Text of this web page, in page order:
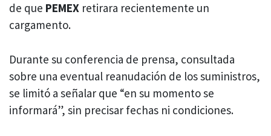
de que PEMEX retirara recientemente un
cargamento.
Durante su conferencia de prensa, consultada
sobre una eventual reanudación de los suministros,
se limitó a señalar que “en su momento se
informará”, sin precisar fechas ni condiciones.